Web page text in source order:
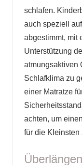
schlafen.
auch speziell
abgestimmt, mit
Unterstützung
atmungsaktiven
Schlafklima zu
einer Matratze
achten, um
für die Kleinsten